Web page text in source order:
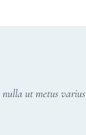
ut metus varius